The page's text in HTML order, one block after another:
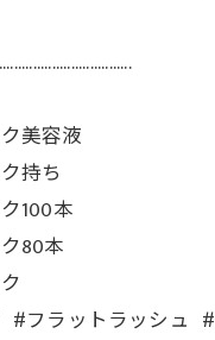
美容液
持ち
100本
80本
#フラットラッシュ